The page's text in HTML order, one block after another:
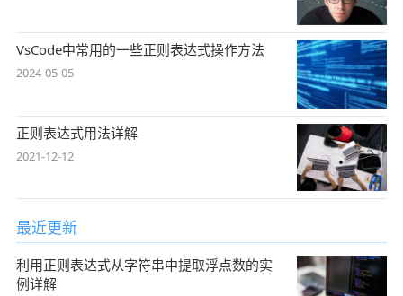
VsCode中常用的一些正则表达式操作方法
2024-05-05
正则表达式用法详解
2021-12-12
最近更新
利用正则表达式从字符串中提取浮点数的实
例详解